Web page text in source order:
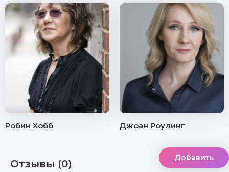
Робин Хобб Джоан Роулинг
Отзывы (0) Добавить